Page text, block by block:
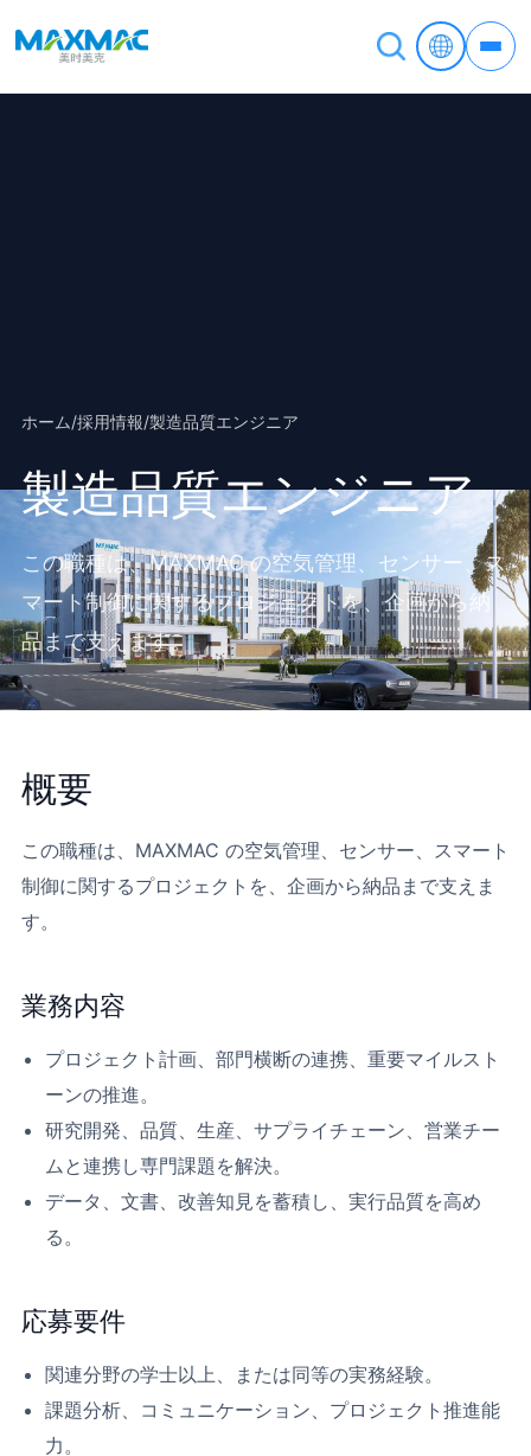
ホーム/採用情報/製造品質エンジニア
製造品質エンジニア
この職種は、MAXMAC の空気管理、センサー、ス
マート制御に関するプロジェクトを、企画から納
品まで支えます。
概要
この職種は、MAXMAC の空気管理、センサー、スマート
制御に関するプロジェクトを、企画から納品まで支えま
す。
業務内容
プロジェクト計画、部門横断の連携、重要マイルスト
ーンの推進。
研究開発、品質、生産、サプライチェーン、営業チー
ムと連携し専門課題を解決。
データ、文書、改善知見を蓄積し、実行品質を高め
る。
応募要件
関連分野の学士以上、または同等の実務経験。
課題分析、コミュニケーション、プロジェクト推進能
力。